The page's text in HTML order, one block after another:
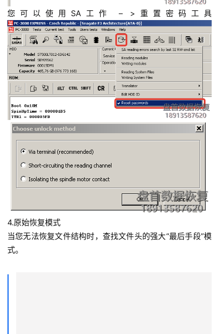
您可以使用SA工作 – >重置密码工具
4.原始恢复模式
当您无法恢复文件结构时，查找文件头的强大“最后手段”模
式。